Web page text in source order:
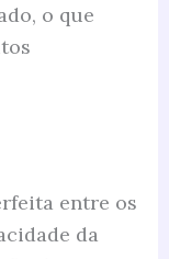
o que
entre os
da